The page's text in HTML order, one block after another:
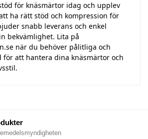
för knäsmärtor idag och upplev
ha rätt stöd och kompression för
snabb leverans och enkel
bekvämlighet. Lita på
när du behöver pålitliga och
för att hantera dina knäsmärtor och